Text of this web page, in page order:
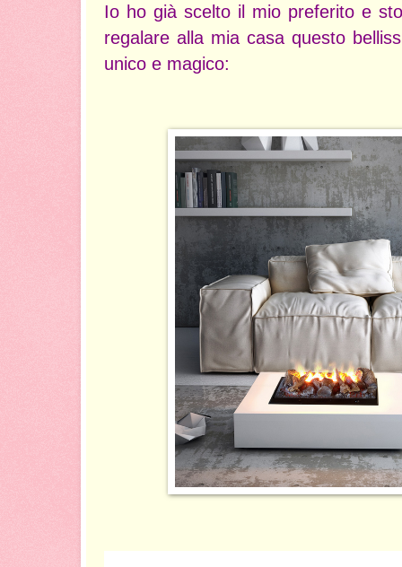
Io ho già scelto il mio preferito e
regalare alla mia casa questo
unico e magico: